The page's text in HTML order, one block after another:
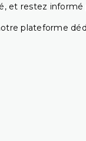
et restez informé
plateforme